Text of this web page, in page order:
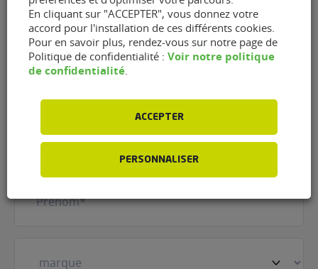
Contacter le garage Garage
Sport Cars de Saint-Dizier
véhicule(Nécessaire)
En cliquant sur "ACCEPTER", vous donnez votre
accord pour l'installation de ces différents cookies.
Pour en savoir plus, rendez-vous sur notre page de
Politique de confidentialité : Voir notre politique
de confidentialité
ACCEPTER
PERSONNALISER